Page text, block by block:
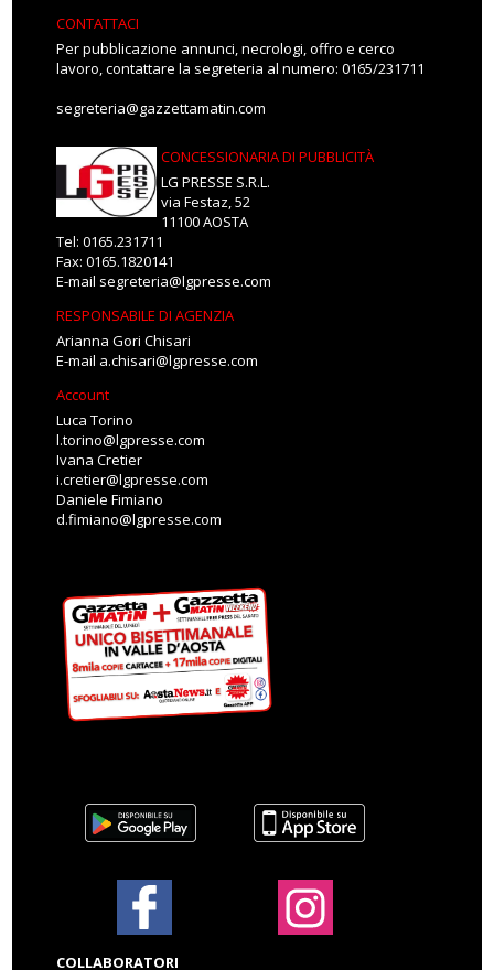
CONTATTACI
Per pubblicazione annunci, necrologi, offro e cerco
lavoro, contattare la segreteria al numero: 0165/231711
segreteria@gazzettamatin.com
CONCESSIONARIA DI PUBBLICITÀ
LG PRESSE S.R.L.
via Festaz, 52
11100 AOSTA
Tel: 0165.231711
Fax: 0165.1820141
E-mail segreteria@lgpresse.com
RESPONSABILE DI AGENZIA
Arianna Gori Chisari
E-mail a.chisari@lgpresse.com
Account
Luca Torino
l.torino@lgpresse.com
Ivana Cretier
i.cretier@lgpresse.com
Daniele Fimiano
d.fimiano@lgpresse.com
COLLABORATORI